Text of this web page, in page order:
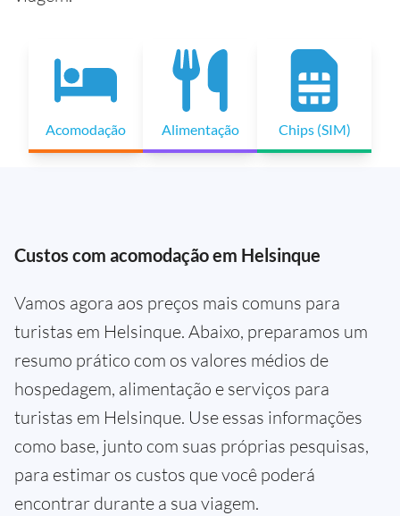
Acomodação Alimentação Chips (SIM)
Custos com acomodação em Helsinque
Vamos agora aos preços mais comuns para
turistas em Helsinque. Abaixo, preparamos um
resumo prático com os valores médios de
hospedagem, alimentação e serviços para
turistas em Helsinque. Use essas informações
como base, junto com suas próprias pesquisas,
para estimar os custos que você poderá
encontrar durante a sua viagem.